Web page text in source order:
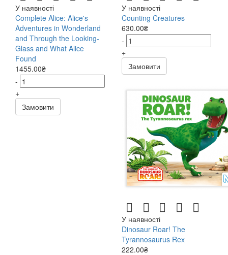
У наявності
Complete Alice: Alice's
Adventures in Wonderland
and Through the Looking-
Glass and What Alice
Found
1455.00₴
-
+
Замовити
У наявності
Counting Creatures
630.00₴
-
+
Замовити
У наявності
Dinosaur Roar! The
Tyrannosaurus Rex
222.00₴